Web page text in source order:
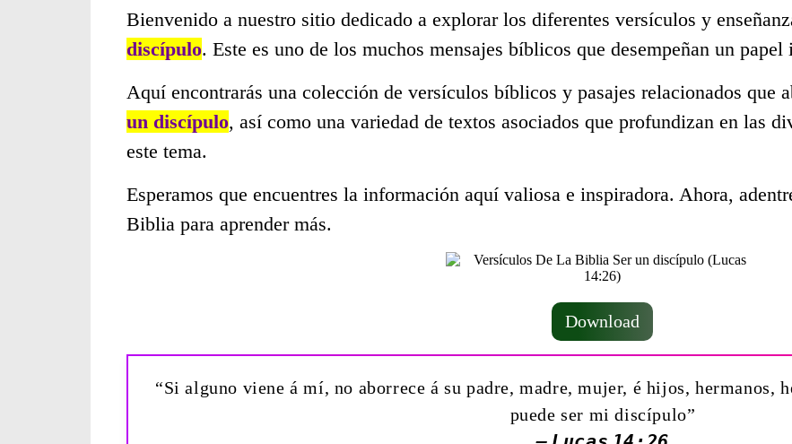
Bienvenido a nuestro sitio dedicado a explorar los diferentes versículos y
discípulo. Este es uno de los muchos mensajes bíblicos que desempeñan un
Aquí encontrarás una colección de versículos bíblicos y pasajes relacionados que
un discípulo, así como una variedad de textos asociados que profundizan en las
este tema.
Esperamos que encuentres la información aquí valiosa e inspiradora. Ahora,
Biblia para aprender más.
Download
“Si alguno viene á mí, no aborrece á su padre, madre, mujer, é hijos, hermanos,
puede ser mi discípulo”